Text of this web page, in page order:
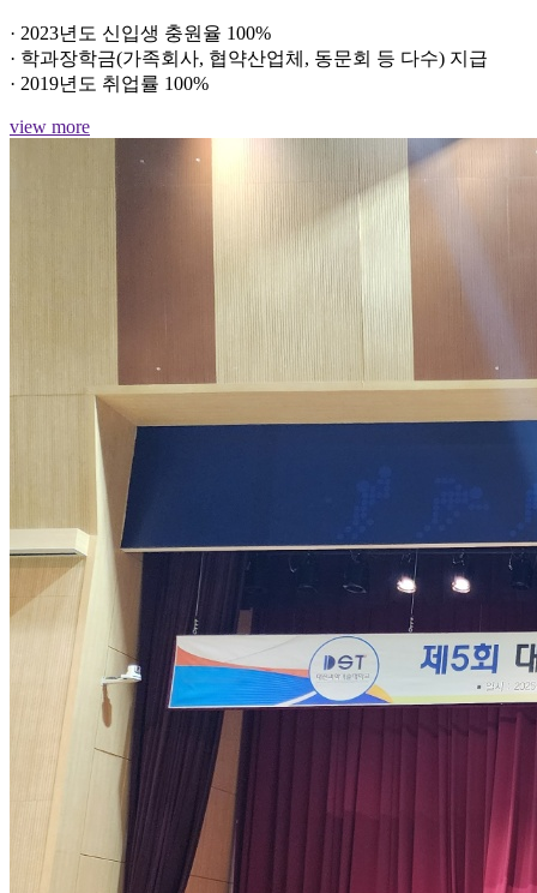
· 2023년도 신입생 충원율 100%
· 학과장학금(가족회사, 협약산업체, 동문회 등 다수) 지급
· 2019년도 취업률 100%
view more